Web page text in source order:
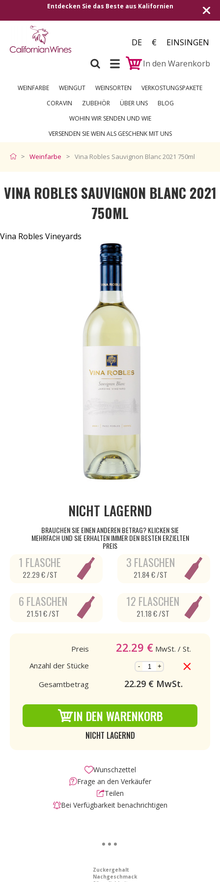
Entdecken Sie das Beste aus Kalifornien
DE €
EINSINGEN
In den Warenkorb
WEINFARBE WEINGUT WEINSORTEN
VERKOSTUNGSPAKETE
CORAVIN
ZUBEHÖR ÜBER UNS
BLOG
WOHIN WIR SENDEN UND WIE
VERSENDEN SIE WEIN ALS GESCHENK MIT UNS
Weinfarbe Vina Robles Sauvignon Blanc 2021 750ml
VINA ROBLES SAUVIGNON BLANC 2021
750ML
Vina Robles Vineyards
NICHT LAGERND
BRAUCHEN SIE EINEN ANDEREN BETRAG? KLICKEN SIE
MEHRFACH UND SIE ERHALTEN IMMER DEN BESTEN ERZIELTEN
PREIS
1 FLASCHE
22.29 € /ST
3 FLASCHEN
21.84 € /ST
6 FLASCHEN
21.51 € /ST
12 FLASCHEN
21.18 € /ST
Preis 22.29 € MwSt. / St.
Anzahl der Stücke
- +
Gesamtbetrag 22.29€ MwSt.
IN DEN WARENKORB
NICHT LAGERND
Wunschzettel
Frage an den Verkäufer
Teilen
Bei Verfügbarkeit benachrichtigen
Zuckergehalt
Nachgeschmack